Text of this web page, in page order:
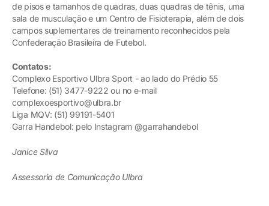
de pisos e tamanhos de quadras, duas quadras de tênis, uma
sala de musculação e um Centro de Fisioterapia, além de dois
campos suplementares de treinamento reconhecidos pela
Confederação Brasileira de Futebol.
Contatos:
Complexo Esportivo Ulbra Sport - ao lado do Prédio 55
Telefone: (51) 3477-9222 ou no e-mail
complexoesportivo@ulbra.br
Liga MQV: (51) 99191-5401
Garra Handebol: pelo Instagram @garrahandebol
Janice Silva
Assessoria de Comunicação Ulbra